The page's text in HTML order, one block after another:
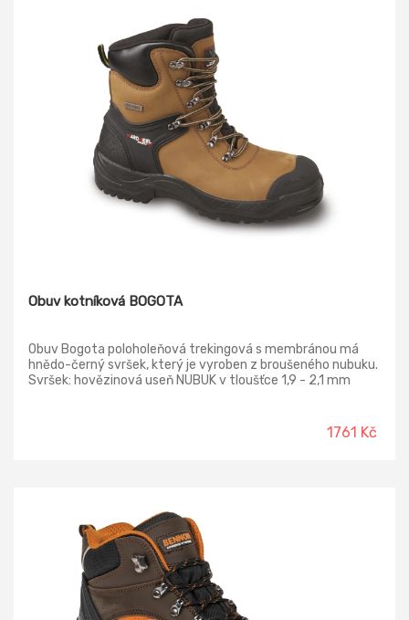
Obuv kotníková BOGOTA
Obuv Bogota poloholeňová trekingová s membránou má
hnědo-černý svršek, který je vyroben z broušeného nubuku.
Svršek: hovězinová useň NUBUK v tloušťce 1,9 - 2,1 mm
lehčené polyuretanové pěny potažená textilií MESH,
antistatická Podešev: PU/TPU - olejivzdorná, antistatická,
1761 Kč